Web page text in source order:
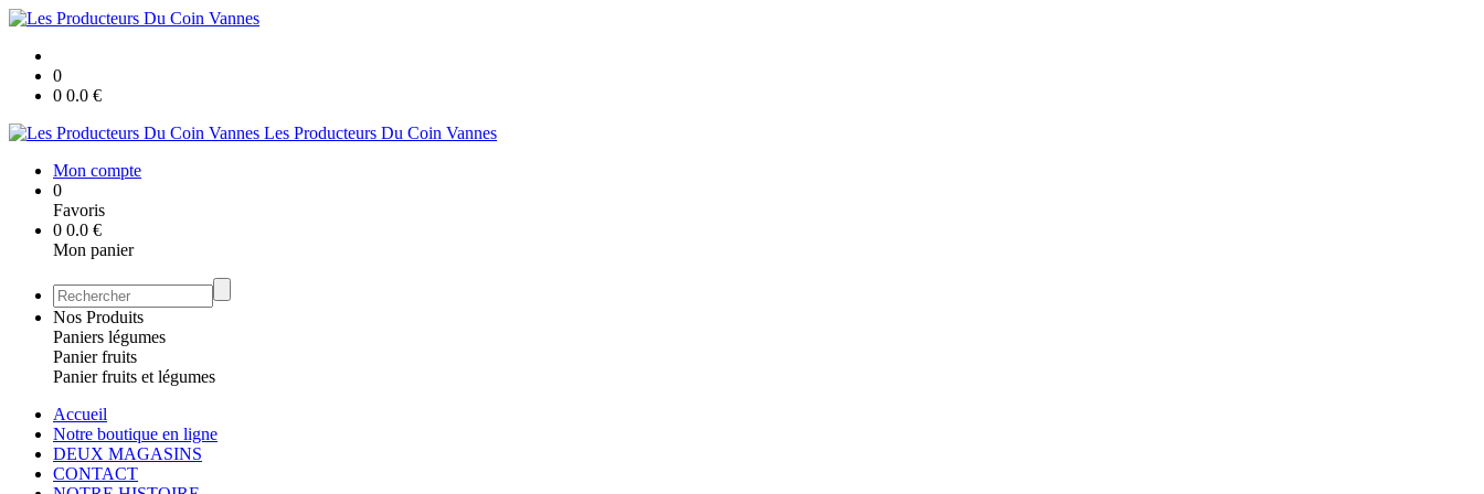
0
0 0.0 €
Les Producteurs Du Coin Vannes
Mon compte
0
Favoris
0 0.0 €
Mon panier
Nos Produits
Paniers légumes
Panier fruits
Panier fruits et légumes
Accueil
Notre boutique en ligne
DEUX MAGASINS
CONTACT